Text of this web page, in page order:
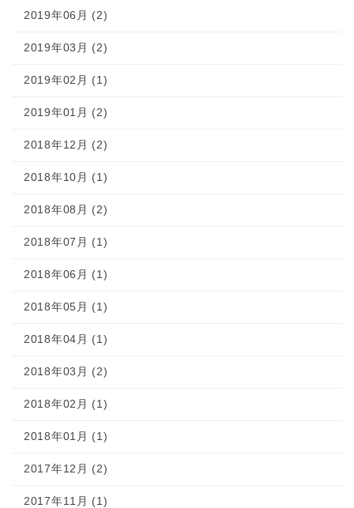
2019年06月 (2)
2019年03月 (2)
2019年02月 (1)
2019年01月 (2)
2018年12月 (2)
2018年10月 (1)
2018年08月 (2)
2018年07月 (1)
2018年06月 (1)
2018年05月 (1)
2018年04月 (1)
2018年03月 (2)
2018年02月 (1)
2018年01月 (1)
2017年12月 (2)
2017年11月 (1)